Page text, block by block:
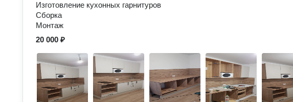
Изготовление кухонных гарнитуров
Сборка
Монтаж
20 000 ₽